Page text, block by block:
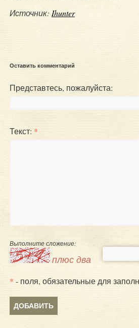
Источник: Ihunter
Оставить комментарий
Представтесь, пожалуйста:
Текст: *
Выполните сложение:
плюс два
* - поля, обязательные для